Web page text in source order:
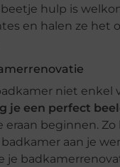
hulp is
en halen ze het
niet enkel
je een perfect
eraan beginnen.
aan je
je